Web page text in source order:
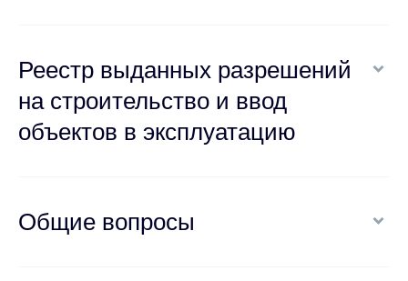
Реестр выданных разрешений
на строительство и ввод
объектов в эксплуатацию
Общие вопросы